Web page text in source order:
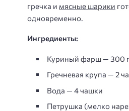
гречка и мясные шарики
одновременно.
Ингредиенты:
Куриный фарш — 300 г
Гречневая крупа — 2
Вода — 4 чашки
Петрушка (мелко